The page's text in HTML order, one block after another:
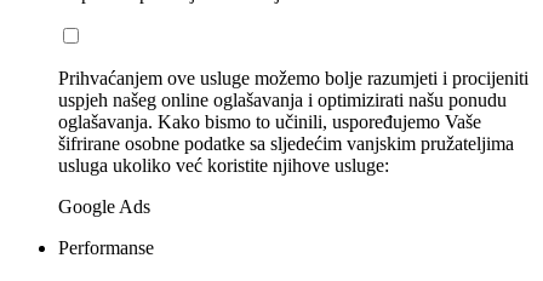
Prihvaćanjem ove usluge možemo bolje razumjeti i procijeniti
uspjeh našeg online oglašavanja i optimizirati našu ponudu
oglašavanja. Kako bismo to učinili, uspoređujemo Vaše
šifrirane osobne podatke sa sljedećim vanjskim pružateljima
usluga ukoliko već koristite njihove usluge:
Google Ads
Performanse